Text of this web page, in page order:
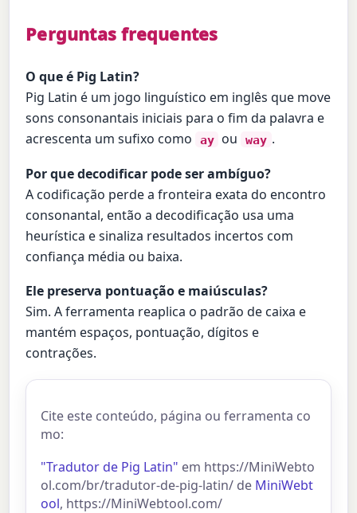
Perguntas frequentes
O que é Pig Latin?
Pig Latin é um jogo linguístico em inglês que move
sons consonantais iniciais para o fim da palavra e
acrescenta um sufixo como
ay ou way .
Por que decodificar pode ser ambíguo?
A codificação perde a fronteira exata do encontro
consonantal, então a decodificação usa uma
heurística e sinaliza resultados incertos com
confiança média ou baixa.
Ele preserva pontuação e maiúsculas?
Sim. A ferramenta reaplica o padrão de caixa e
mantém espaços, pontuação, dígitos e
contrações.
Cite este conteúdo, página ou ferramenta co
mo:
"Tradutor de Pig Latin" em https://MiniWebto
ol.com/br/tradutor-de-pig-latin/ de MiniWebt
ool, https://MiniWebtool.com/